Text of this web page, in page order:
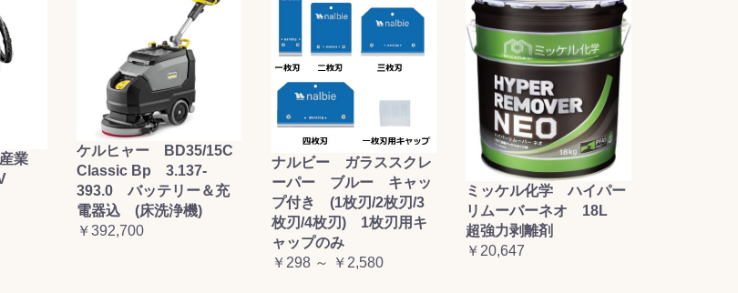
産業
ケルヒャー BD35/15C
Classic Bp 3.137-
393.0 バッテリー＆充
電器込 (床洗浄機)
￥392,700
ナルビー ガラススクレ
ーパー ブルー キャッ
プ付き (1枚刃/2枚刃/3
枚刃/4枚刃) 1枚刃用キ
ャップのみ
￥298 ～ ￥2,580
ミッケル化学 ハイパー
リムーバーネオ 18L
超強力剥離剤
￥20,647